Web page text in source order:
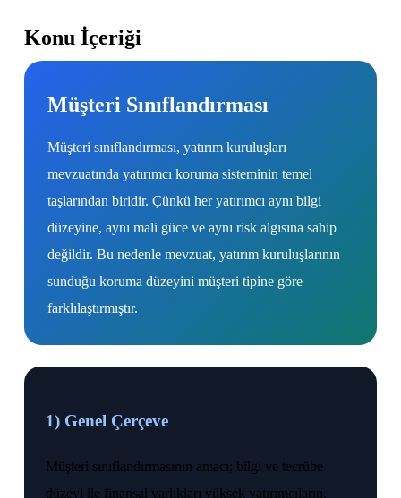
Konu İçeriği
Müşteri Sınıflandırması
Müşteri sınıflandırması, yatırım kuruluşları
mevzuatında yatırımcı koruma sisteminin temel
taşlarından biridir. Çünkü her yatırımcı aynı bilgi
düzeyine, aynı mali güce ve aynı risk algısına sahip
değildir. Bu nedenle mevzuat, yatırım kuruluşlarının
sunduğu koruma düzeyini müşteri tipine göre
farklılaştırmıştır.
1) Genel Çerçeve
Müşteri sınıflandırmasının amacı; bilgi ve tecrübe
düzeyi ile finansal varlıkları yüksek yatırımcıların,